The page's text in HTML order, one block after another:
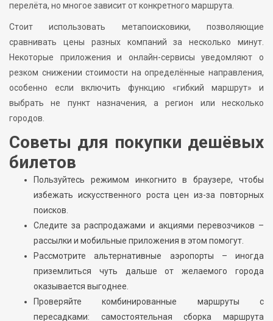
перелёта, но многое зависит от конкретного маршрута.
Стоит использовать метапоисковики, позволяющие
сравнивать цены разных компаний за несколько минут.
Некоторые приложения и онлайн-сервисы уведомляют о
резком снижении стоимости на определённые направления,
особенно если включить функцию «гибкий маршрут» и
выбрать не пункт назначения, а регион или несколько
городов.
Советы для покупки дешёвых
билетов
Пользуйтесь режимом инкогнито в браузере, чтобы
избежать искусственного роста цен из-за повторных
поисков.
Следите за распродажами и акциями перевозчиков –
рассылки и мобильные приложения в этом помогут.
Рассмотрите альтернативные аэропорты – иногда
приземлиться чуть дальше от желаемого города
оказывается выгоднее.
Проверяйте комбинированные маршруты с
пересадками: самостоятельная сборка маршрута